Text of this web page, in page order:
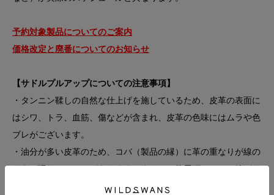
予約対象製品についてのご案内
価格改定と廃番についてのお知らせ
【サドルプルアップについての注意事項】
・タンニン鞣しの自然な仕上げを施しているため、皮革の表面に
はシワ、トラ、血筋、傷などが含まれ、皮革の色味にはムラや色
ブレがございます。
・油分が多い皮革のため、コバ（製品の縁）に革の重なりが線の
ように現れるケースがあります。また、ご使用頂くことで線がよ
り顕著に現れる可能性があるため、コバ部分を過度に変形させな